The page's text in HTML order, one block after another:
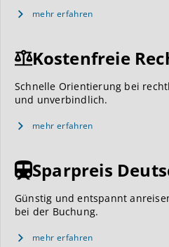
mehr erfahren
Kostenfreie
Schnelle Orientierung bei
und unverbindlich.
mehr erfahren
Sparpreis
Günstig und entspannt
bei der Buchung.
mehr erfahren